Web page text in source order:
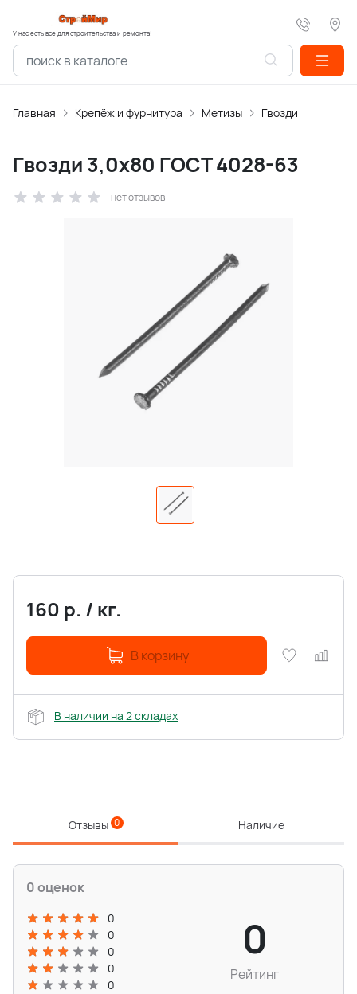
У нас есть все для строительства и ремонта!
Главная Крепёж и фурнитура Метизы Гвозди
Гвозди 3,0х80 ГОСТ 4028-63
нет отзывов
160 р. / кг.
В корзину
В наличии на 2 складах
Отзывы 0 Наличие
0 оценок
0
0
0
0
0
0
Рейтинг